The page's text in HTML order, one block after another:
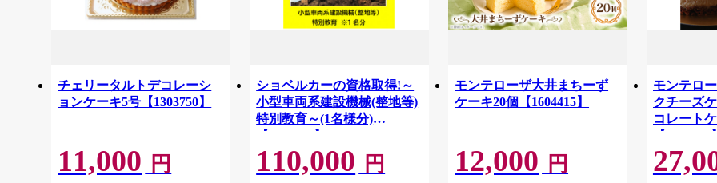
チェリータルトデコレーシ
ョンケーキ5号【1303750】
11,000 円
ショベルカーの資格取得!～
小型車両系建設機械(整地等)
特別教育～(1名様分)
【1608421】
110,000 円
モンテローザ大井まちーず
ケーキ20個【1604415】
12,000 円
モンテロ
クチーズ
コレート
【1601500